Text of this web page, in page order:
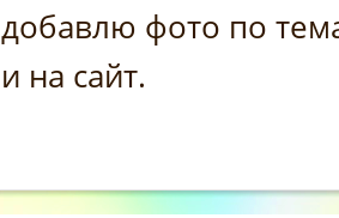
добавлю фото по
и на сайт.